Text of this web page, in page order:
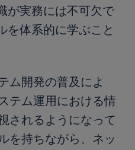
が実務には不可欠で
を体系的に学ぶこと
ム開発の普及によ
テム運用における情
されるようになって
を持ちながら、ネッ